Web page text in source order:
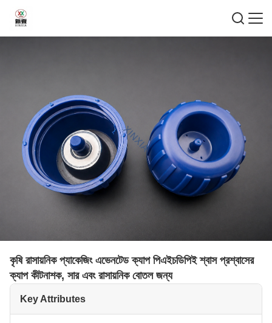
কৃষি রাসায়নিক প্যাকেজিং এভেনটেড ক্যাপ পিএইচডিপিই শ্বাস প্রশ্বাসের
ক্যাপ কীটনাশক, সার এবং রাসায়নিক বোতল জন্য
Key Attributes